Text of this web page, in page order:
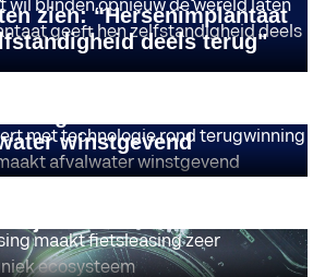
zien: “Hersenimplantaat
deels terug"
winstgevend